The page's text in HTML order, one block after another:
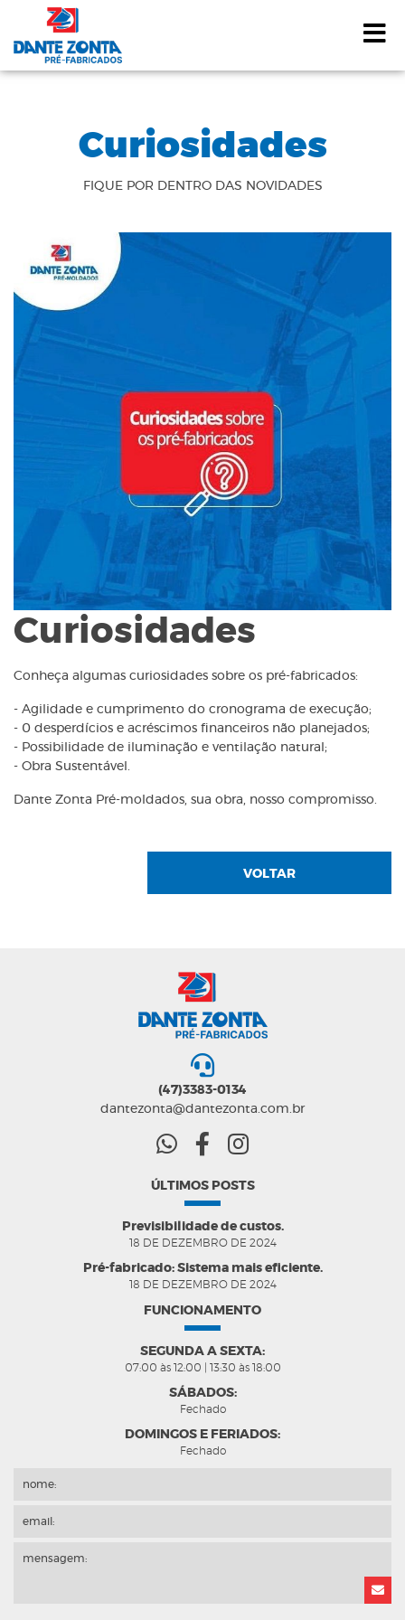
Curiosidades
FIQUE POR DENTRO DAS NOVIDADES
Curiosidades
Conheça algumas curiosidades sobre os pré-fabricados:
- Agilidade e cumprimento do cronograma de execução;
- 0 desperdícios e acréscimos financeiros não planejados;
- Possibilidade de iluminação e ventilação natural;
- Obra Sustentável.
Dante Zonta Pré-moldados, sua obra, nosso compromisso.
VOLTAR
(47)3383-0134
dantezonta@dantezonta.com.br
ÚLTIMOS POSTS
Previsibilidade de custos.
18 DE DEZEMBRO DE 2024
Pré-fabricado: Sistema mais eficiente.
18 DE DEZEMBRO DE 2024
FUNCIONAMENTO
SEGUNDA A SEXTA:
07:00 às 12:00 | 13:30 às 18:00
SÁBADOS:
Fechado
DOMINGOS E FERIADOS:
Fechado